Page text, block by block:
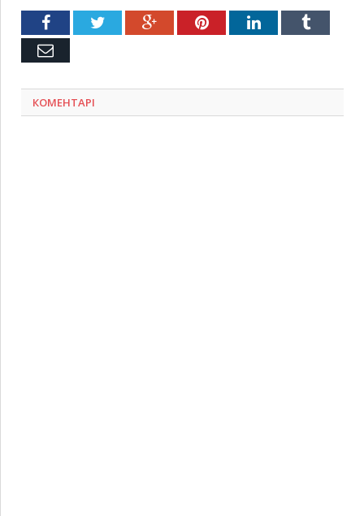
FacebookTwitter Google+PinterestLinkedInTumblr
Емейл
КОМЕНТАРІ